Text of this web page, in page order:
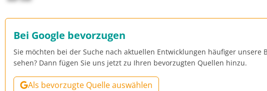
Bei Google bevorzugen
Sie möchten bei der Suche nach aktuellen Entwicklungen häufiger unsere
sehen? Dann fügen Sie uns jetzt zu Ihren bevorzugten Quellen hinzu.
Als bevorzugte Quelle auswählen